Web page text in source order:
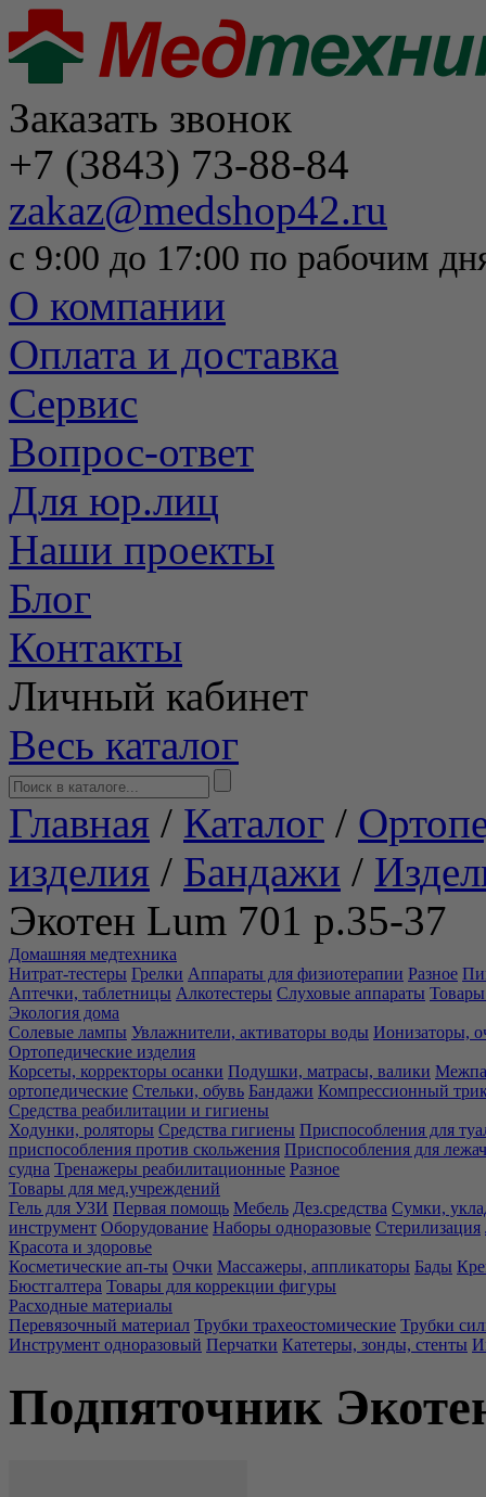
Заказать звонок
+7 (3843) 73-88-84
zakaz@medshop42.ru
с 9:00 до 17:00 по рабочим
О компании
Оплата и доставка
Сервис
Вопрос-ответ
Для юр.лиц
Наши проекты
Блог
Контакты
Личный кабинет
Весь каталог
Главная / Каталог /
изделия / Бандажи /
Экотен Lum 701 р.35-37
Домашняя медтехника
Нитрат-тестеры Грелки Аппараты для физиотерапии Разное
Аптечки, таблетницы Алкотестеры Слуховые аппараты Товары
Экология дома
Солевые лампы Увлажнители, активаторы воды Ионизаторы,
Ортопедические изделия
Корсеты, корректоры осанки Подушки, матрасы, валики
ортопедические Стельки, обувь Бандажи Компрессионный
Средства реабилитации и гигиены
Ходунки, роляторы Средства гигиены Приспособления для
приспособления против скольжения Приспособления для
судна Тренажеры реабилитационные Разное
Товары для мед.учреждений
Гель для УЗИ Первая помощь Мебель Дез.средства Сумки,
инструмент Оборудование Наборы одноразовые Стерилизация
Красота и здоровье
Косметические ап-ты Очки Массажеры, аппликаторы Бады
Бюстгалтера Товары для коррекции фигуры
Расходные материалы
Перевязочный материал Трубки трахеостомические Трубки
Инструмент одноразовый Перчатки Катетеры, зонды, стенты
Подпяточник